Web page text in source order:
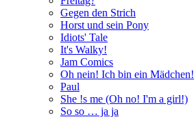
Gegen den Strich
Horst und sein Pony
Idiots' Tale
It's Walky!
Jam Comics
Oh nein! Ich bin ein Mädchen!
Paul
She !s me (Oh no! I'm a girl!)
So so … ja ja